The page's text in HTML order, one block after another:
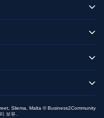
Sliema, Malta © Business2Community
보유.